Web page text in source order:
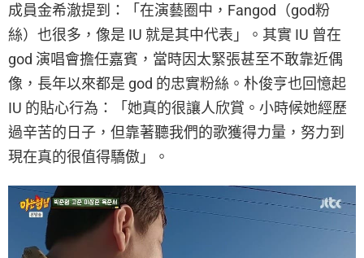
成員金希澈提到：「在演藝圈中，Fangod（god粉
絲）也很多，像是 IU 就是其中代表」。其實 IU 曾在
god 演唱會擔任嘉賓，當時因太緊張甚至不敢靠近偶
像，長年以來都是 god 的忠實粉絲。朴俊亨也回憶起
IU 的貼心行為：「她真的很讓人欣賞。小時候她經歷
過辛苦的日子，但靠著聽我們的歌獲得力量，努力到
現在真的很值得驕傲」。